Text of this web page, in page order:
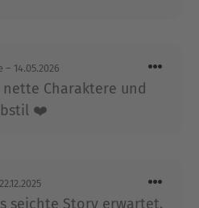
und Asheville
in Charlotte, North
– 14.05.2026
Charaktere und
❤️
seichte Story erwartet.